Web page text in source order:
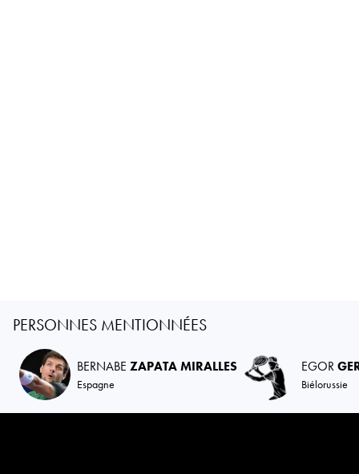
PERSONNES MENTIONNÉES
BERNABE ZAPATA MIRALLES
Espagne
EGOR
Biélorussie